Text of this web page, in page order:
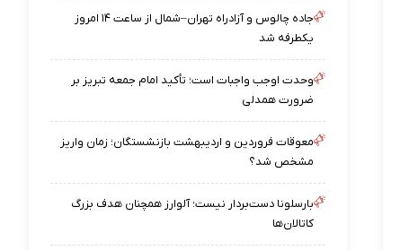
جاده چالوس و آزادراه تهران–شمال از ساعت ۱۴ امروز
یکطرفه شد
وحدت اوجب واجبات است؛ تأکید امام جمعه تبریز بر
ضرورت همدلی
معوقات فروردین و اردیبهشت بازنشستگان؛ زمان واریز
مشخص شد؟
بارسلونا دست‌بردار نیست؛ آلوارز همچنان هدف بزرگ
کاتالان‌ها